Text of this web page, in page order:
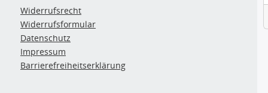
Widerrufsrecht
Widerrufsformular
Datenschutz
Impressum
Barrierefreiheitserklärung